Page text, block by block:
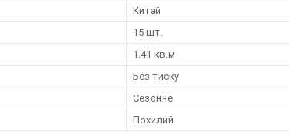
Китай
15 шт.
1.41 кв.м
Без тиску
Сезонне
Похилий